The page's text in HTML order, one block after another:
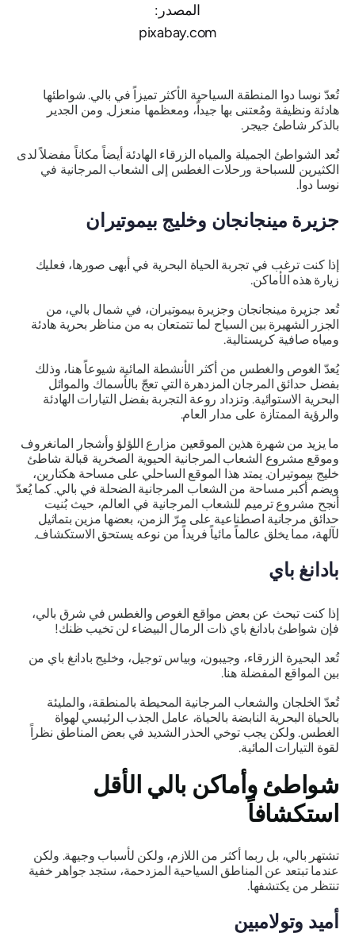
المصدر:
pixabay.com
تُعدّ نوسا دوا المنطقة السياحية الأكثر تميزاً في بالي. شواطئها
هادئة ونظيفة ومُعتنى بها جيداً، ومعظمها منعزل. ومن الجدير
بالذكر شاطئ جيجر.
تُعد الشواطئ الجميلة والمياه الزرقاء الهادئة أيضاً مكاناً مفضلاً لدى
الكثيرين للسباحة ورحلات الغطس إلى الشعاب المرجانية في
نوسا دوا.
جزيرة مينجانجان وخليج بيموتيران
إذا كنت ترغب في تجربة الحياة البحرية في أبهى صورها، فعليك
زيارة هذه الأماكن.
تُعد جزيرة مينجانجان وجزيرة بيموتيران، في شمال بالي، من
الجزر الشهيرة بين السياح لما تتمتعان به من مناظر بحرية هادئة
ومياه صافية كريستالية.
يُعدّ الغوص والغطس من أكثر الأنشطة المائية شيوعاً هنا، وذلك
بفضل حدائق المرجان المزدهرة التي تعجّ بالأسماك والموائل
البحرية الاستوائية. وتزداد روعة التجربة بفضل التيارات الهادئة
والرؤية الممتازة على مدار العام.
ما يزيد من شهرة هذين الموقعين مزارع اللؤلؤ وأشجار المانغروف
وموقع مشروع الشعاب المرجانية الحيوية الصخرية قبالة شاطئ
خليج بيموتيران. يمتد هذا الموقع الساحلي على مساحة هكتارين،
ويضم أكبر مساحة من الشعاب المرجانية الضحلة في بالي. كما يُعدّ
أنجح مشروع ترميم للشعاب المرجانية في العالم، حيث بُنيت
حدائق مرجانية اصطناعية على مرّ الزمن، بعضها مزين بتماثيل
لآلهة، مما يخلق عالماً مائياً فريداً من نوعه يستحق الاستكشاف.
بادانغ باي
إذا كنت تبحث عن بعض مواقع الغوص والغطس في شرق بالي،
فإن شواطئ بادانغ باي ذات الرمال البيضاء لن تخيب ظنك!
تُعد البحيرة الزرقاء، وجيبون، وبياس توجيل، وخليج بادانغ باي من
بين المواقع المفضلة هنا.
تُعدّ الخلجان والشعاب المرجانية المحيطة بالمنطقة، والمليئة
بالحياة البحرية النابضة بالحياة، عامل الجذب الرئيسي لهواة
الغطس. ولكن يجب توخي الحذر الشديد في بعض المناطق نظراً
لقوة التيارات المائية.
شواطئ وأماكن بالي الأقل
استكشافاً
تشتهر بالي، بل ربما أكثر من اللازم، ولكن لأسباب وجيهة. ولكن
عندما تبتعد عن المناطق السياحية المزدحمة، ستجد جواهر خفية
تنتظر من يكتشفها.
أميد وتولامبين